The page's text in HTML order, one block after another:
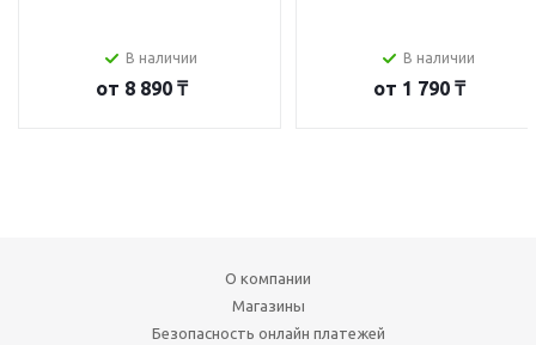
В наличии
от 8 890 ₸
В наличии
от 1 790 ₸
О компании
Магазины
Безопасность онлайн платежей